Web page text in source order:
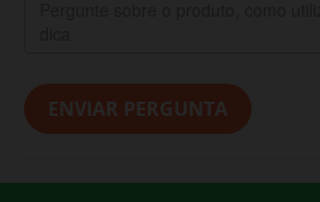
ENVIAR PERGUNTA